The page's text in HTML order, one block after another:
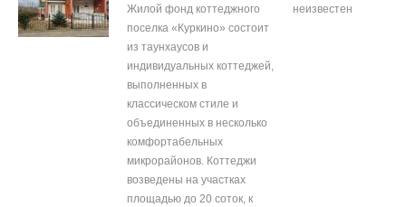
Жилой фонд коттеджного
поселка «Куркино» состоит
из таунхаусов и
индивидуальных коттеджей,
выполненных в
классическом стиле и
объединенных в несколько
комфортабельных
микрорайонов. Коттеджи
возведены на участках
площадью до 20 соток, к
неизвестен